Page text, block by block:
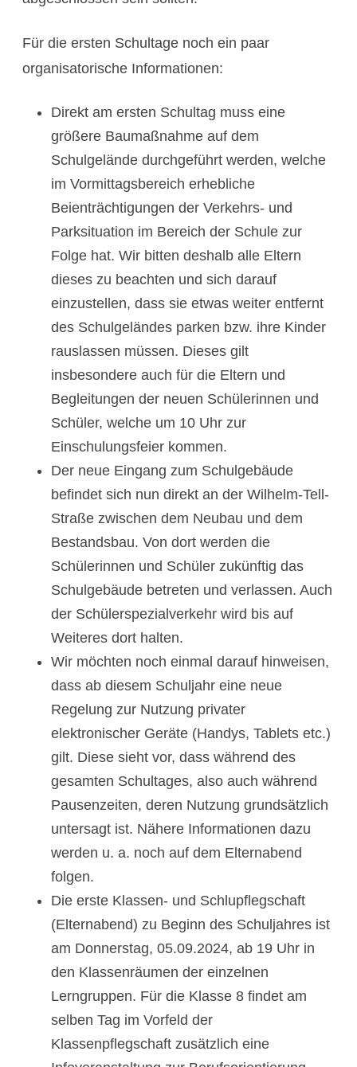
Für die ersten Schultage noch ein paar
organisatorische Informationen:
Direkt am ersten Schultag muss eine
größere Baumaßnahme auf dem
Schulgelände durchgeführt werden, welche
im Vormittagsbereich erhebliche
Beienträchtigungen der Verkehrs- und
Parksituation im Bereich der Schule zur
Folge hat. Wir bitten deshalb alle Eltern
dieses zu beachten und sich darauf
einzustellen, dass sie etwas weiter entfernt
des Schulgeländes parken bzw. ihre Kinder
rauslassen müssen. Dieses gilt
insbesondere auch für die Eltern und
Begleitungen der neuen Schülerinnen und
Schüler, welche um 10 Uhr zur
Einschulungsfeier kommen.
Der neue Eingang zum Schulgebäude
befindet sich nun direkt an der Wilhelm-Tell-
Straße zwischen dem Neubau und dem
Bestandsbau. Von dort werden die
Schülerinnen und Schüler zukünftig das
Schulgebäude betreten und verlassen. Auch
der Schülerspezialverkehr wird bis auf
Weiteres dort halten.
Wir möchten noch einmal darauf hinweisen,
dass ab diesem Schuljahr eine neue
Regelung zur Nutzung privater
elektronischer Geräte (Handys, Tablets etc.)
gilt. Diese sieht vor, dass während des
gesamten Schultages, also auch während
Pausenzeiten, deren Nutzung grundsätzlich
untersagt ist. Nähere Informationen dazu
werden u. a. noch auf dem Elternabend
folgen.
Die erste Klassen- und Schlupflegschaft
(Elternabend) zu Beginn des Schuljahres ist
am Donnerstag, 05.09.2024, ab 19 Uhr in
den Klassenräumen der einzelnen
Lerngruppen. Für die Klasse 8 findet am
selben Tag im Vorfeld der
Klassenpflegschaft zusätzlich eine